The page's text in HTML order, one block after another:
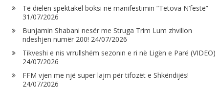
Të dielën spektakël boksi në manifestimin “Tetova N’festë”
31/07/2026
Bunjamin Shabani nesër me Struga Trim Lum zhvillon
ndeshjen numër 200! 24/07/2026
Tikveshi e nis vrrullshëm sezonin e ri në Ligën e Parë (VIDEO)
24/07/2026
FFM vjen me një super lajm për tifozët e Shkëndijës!
24/07/2026